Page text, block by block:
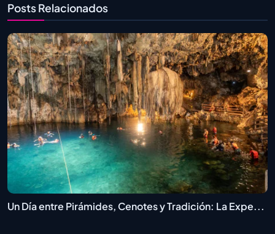
Posts Relacionados
Un Día entre Pirámides, Cenotes y Tradición: La Expe...